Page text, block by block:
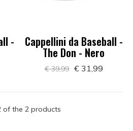
- Cappellini da Baseball -
The Don - Nero
€ 39,99 € 31,99
of the 2 products